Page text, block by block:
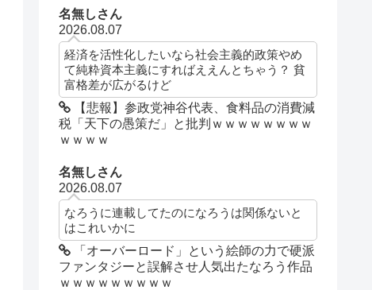
名無しさん
2026.08.07
経済を活性化したいなら社会主義的政策やめ
て純粋資本主義にすればええんとちゃう？ 貧
富格差が広がるけど
【悲報】参政党神谷代表、食料品の消費減
税「天下の愚策だ」と批判ｗｗｗｗｗｗｗｗ
ｗｗｗｗ
名無しさん
2026.08.07
なろうに連載してたのになろうは関係ないと
はこれいかに
「オーバーロード」という絵師の力で硬派
ファンタジーと誤解させ人気出たなろう作品
ｗｗｗｗｗｗｗｗｗ